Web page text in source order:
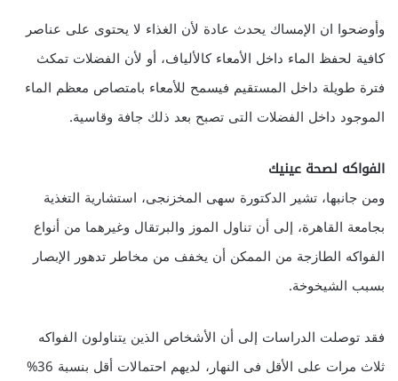
وأوضحوا ان الإمساك يحدث عادة لأن الغذاء لا يحتوى على عناصر
كافية لحفظ الماء داخل الأمعاء كالألياف، أو لأن الفضلات تمكث
فترة طويلة داخل المستقيم فيسمح للأمعاء بامتصاص معظم الماء
الموجود داخل الفضلات التى تصبح بعد ذلك جافة وقاسية.
الفواكه لصحة عينيك
ومن جانبها، تشير الدكتورة سهى المخزنجى، استشارية التغذية
بجامعة القاهرة، إلى أن تناول الموز والبرتقال وغيرهما من أنواع
الفواكه الطازجة من الممكن أن يخفف من مخاطر تدهور الإبصار
بسبب الشيخوخة.
فقد توصلت الدراسات إلى أن الأشخاص الذين يتناولون الفواكه
ثلاث مرات على الأقل فى النهار، لديهم احتمالات أقل بنسبة 36%